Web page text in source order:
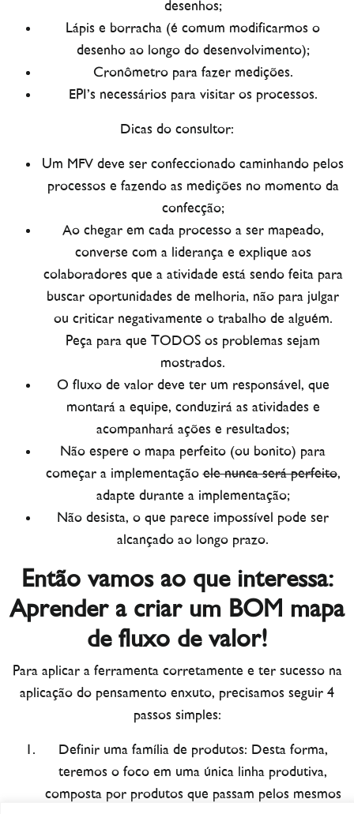
desenhos;
Lápis e borracha (é comum modificarmos o
desenho ao longo do desenvolvimento);
Cronômetro para fazer medições.
EPI’s necessários para visitar os processos.
Dicas do consultor:
Um MFV deve ser confeccionado caminhando pelos
processos e fazendo as medições no momento da
confecção;
Ao chegar em cada processo a ser mapeado,
converse com a liderança e explique aos
colaboradores que a atividade está sendo feita para
buscar oportunidades de melhoria, não para julgar
ou criticar negativamente o trabalho de alguém.
Peça para que TODOS os problemas sejam
mostrados.
O fluxo de valor deve ter um responsável, que
montará a equipe, conduzirá as atividades e
acompanhará ações e resultados;
Não espere o mapa perfeito (ou bonito) para
começar a implementaçãoele nunca será perfeito,
adapte durante a implementação;
Não desista, o que parece impossível pode ser
alcançado ao longo prazo.
Então vamos ao que interessa:
Aprender a criar um BOM mapa
de fluxo de valor!
Para aplicar a ferramenta corretamente e ter sucesso na
aplicação do pensamento enxuto, precisamos seguir 4
passos simples:
Definir uma família de produtos: Desta forma,
teremos o foco em uma única linha produtiva,
composta por produtos que passam pelos mesmos